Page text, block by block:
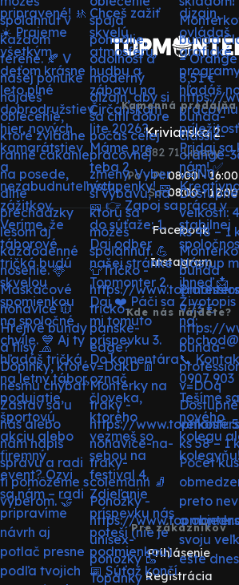
Kamenná predajňa
Krivianska 2
082 71 Lipany
Po - Pi:
So:
08:00 - 16:00
08:00 - 12:00
Facebook
Instagram
Kde nás nájdete?
Pre zákazníkov
Prihlásenie
Registrácia